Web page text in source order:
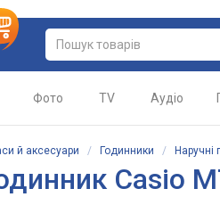
Фото TV Аудіо
й аксесуари / Годинники / Наручні
Casio